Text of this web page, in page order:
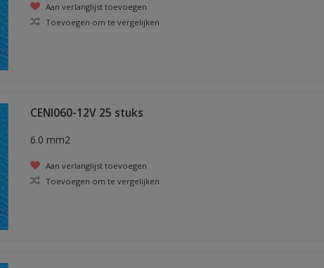
Aan verlanglijst toevoegen
Toevoegen om te vergelijken
CENI060-12V 25 stuks
6.0 mm2
Aan verlanglijst toevoegen
Toevoegen om te vergelijken